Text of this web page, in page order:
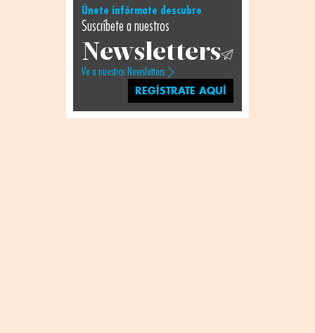
Únete infórmate descubre
Suscríbete a nuestros
Newsletters
Ve a nuestros Newsletters
REGÍSTRATE AQUÍ